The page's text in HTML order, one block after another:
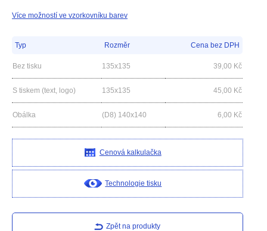
Více možností ve vzorkovníku barev
Typ Rozměr Cena bez DPH
Bez tisku 135x135 39,00 Kč
S tiskem (text, logo) 135x135 45,00 Kč
Obálka (D8) 140x140 6,00 Kč
Cenová kalkulačka
Technologie tisku
Zpět na produkty